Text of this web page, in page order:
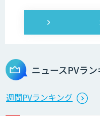
ニュースPVラ
週間PVランキング